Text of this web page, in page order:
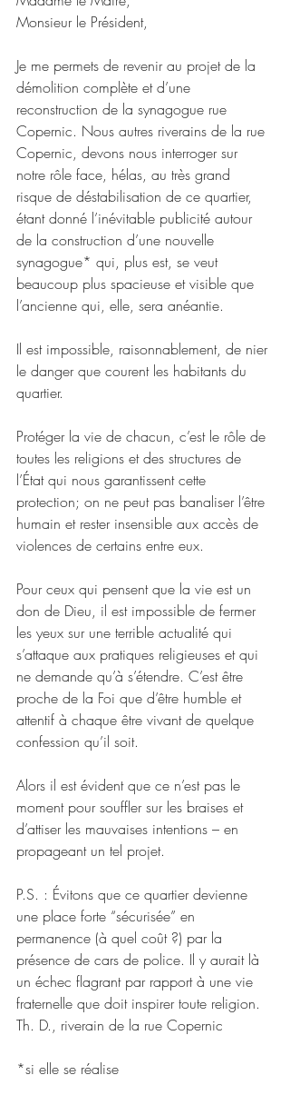
Monsieur le Président,
Je me permets de revenir au projet de la
démolition complète et d’une
reconstruction de la synagogue rue
Copernic. Nous autres riverains de la rue
Copernic, devons nous interroger sur
notre rôle face, hélas, au très grand
risque de déstabilisation de ce quartier,
étant donné l’inévitable publicité autour
de la construction d’une nouvelle
synagogue* qui, plus est, se veut
beaucoup plus spacieuse et visible que
l’ancienne qui, elle, sera anéantie.
Il est impossible, raisonnablement, de nier
le danger que courent les habitants du
quartier.
Protéger la vie de chacun, c’est le rôle de
toutes les religions et des structures de
l’État qui nous garantissent cette
protection; on ne peut pas banaliser l’être
humain et rester insensible aux accès de
violences de certains entre eux.
Pour ceux qui pensent que la vie est un
don de Dieu, il est impossible de fermer
les yeux sur une terrible actualité qui
s’attaque aux pratiques religieuses et qui
ne demande qu’à s’étendre. C’est être
proche de la Foi que d’être humble et
attentif à chaque être vivant de quelque
confession qu’il soit.
Alors il est évident que ce n’est pas le
moment pour souffler sur les braises et
d’attiser les mauvaises intentions – en
propageant un tel projet.
P.S. : Évitons que ce quartier devienne
une place forte “sécurisée” en
permanence (à quel coût ?) par la
présence de cars de police. Il y aurait là
un échec flagrant par rapport à une vie
fraternelle que doit inspirer toute religion.
Th. D., riverain de la rue Copernic
*si elle se réalise